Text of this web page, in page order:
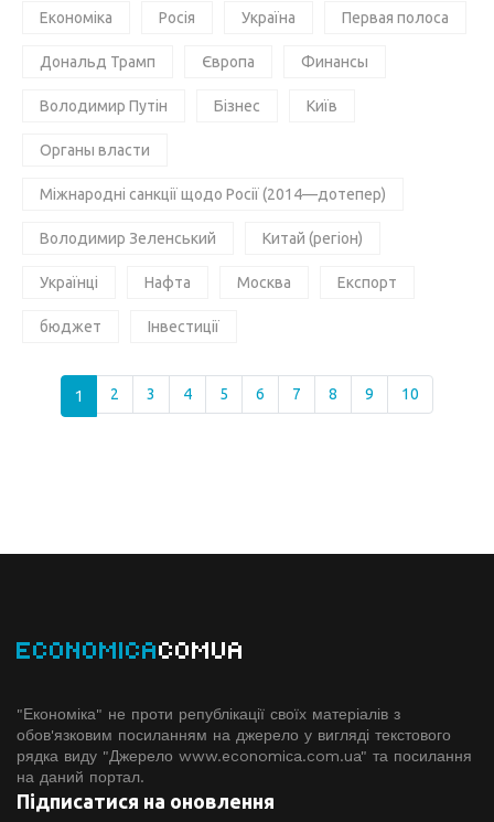
Економіка Росія Україна Первая полоса
Дональд Трамп Європа Финансы
Володимир Путін Бізнес Київ
Органы власти
Міжнародні санкції щодо Росії (2014—дотепер)
Володимир Зеленський Китай (регіон)
Українці Нафта Москва Експорт
бюджет Інвестиції
1 2 3 4 5 6 7 8 9 10
ECONOMICACOMUA
"Економіка" не проти републікації своїх матеріалів з
обов'язковим посиланням на джерело у вигляді текстового
рядка виду "Джерело www.economiсa.com.ua" та посилання
на даний портал.
Підписатися на оновлення